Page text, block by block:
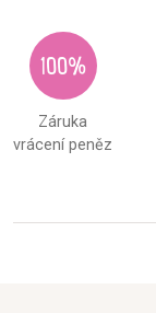
100%
Záruka
vrácení peněz